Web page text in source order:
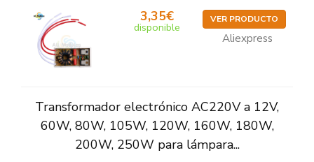
3,35€
disponible
VER PRODUCTO
Aliexpress
Transformador electrónico AC220V a 12V,
60W, 80W, 105W, 120W, 160W, 180W,
200W, 250W para lámpara...